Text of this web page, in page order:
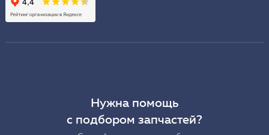
Нужна помощь
с подбором запчастей?